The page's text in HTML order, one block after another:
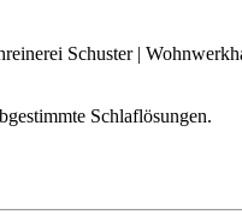
Schlaflösungen.